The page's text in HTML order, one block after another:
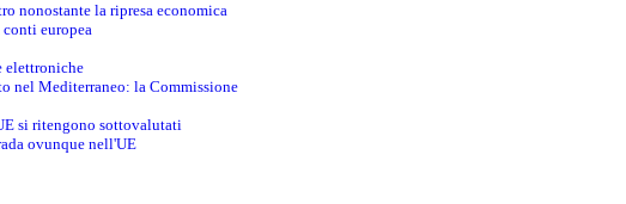
nonostante la ripresa economica
conti europea
elettroniche
nel Mediterraneo: la Commissione
si ritengono sottovalutati
ovunque nell'UE